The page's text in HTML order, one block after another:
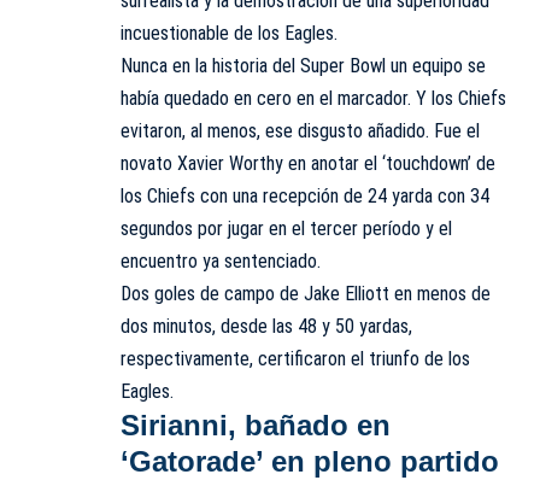
incuestionable de los Eagles.
Nunca en la historia del Super Bowl un equipo se
había quedado en cero en el marcador. Y los Chiefs
evitaron, al menos, ese disgusto añadido. Fue el
novato Xavier Worthy en anotar el ‘touchdown’ de
los Chiefs con una recepción de 24 yarda con 34
segundos por jugar en el tercer período y el
encuentro ya sentenciado.
Dos goles de campo de Jake Elliott en menos de
dos minutos, desde las 48 y 50 yardas,
respectivamente, certificaron el triunfo de los
Eagles.
Sirianni, bañado en
‘Gatorade’ en pleno partido